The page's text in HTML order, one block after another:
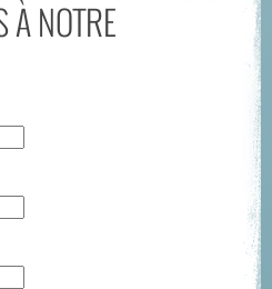
À NOTRE